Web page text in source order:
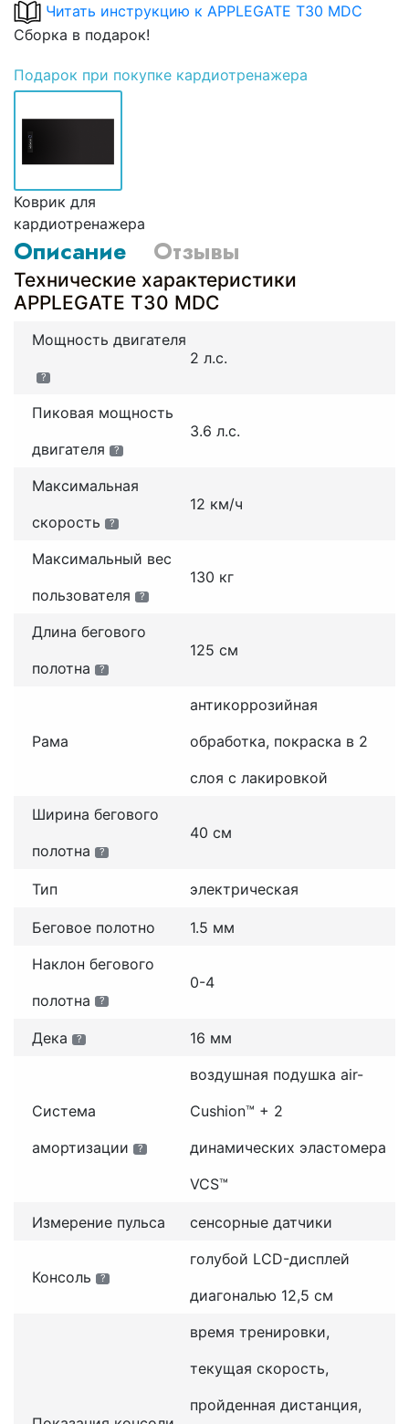
Читать инструкцию к APPLEGATE T30 МDC
Сборка в подарок!
Подарок при покупке кардиотренажера
Коврик для
кардиотренажера
Описание Отзывы
Технические характеристики
APPLEGATE T30 МDC
Мощность двигателя
?
2 л.с.
Пиковая мощность
двигателя
?
3.6 л.с.
Максимальная
скорость
?
12 км/ч
Максимальный вес
пользователя
?
130 кг
Длина бегового
полотна
?
125 см
Рама
антикоррозийная
обработка, покраска в 2
слоя с лакировкой
Ширина бегового
полотна
?
40 см
Тип электрическая
Беговое полотно
1.5 мм
Наклон бегового
полотна
?
0-4
Дека ? 16 мм
Система
амортизации
?
воздушная подушка air-
Cushion™ + 2
динамических эластомера
VCS™
Измерение пульса сенсорные датчики
Консоль ?
голубой LCD-дисплей
диагональю 12,5 см
время тренировки,
текущая скорость,
пройденная дистанция,